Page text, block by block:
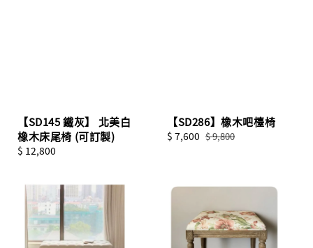
【SD145 鐵灰】 北美白
橡木床尾椅 (可訂製)
Regular
$ 12,800
【SD286】橡木吧檯椅
Sale
$ 7,600 Regular
$ 9,800